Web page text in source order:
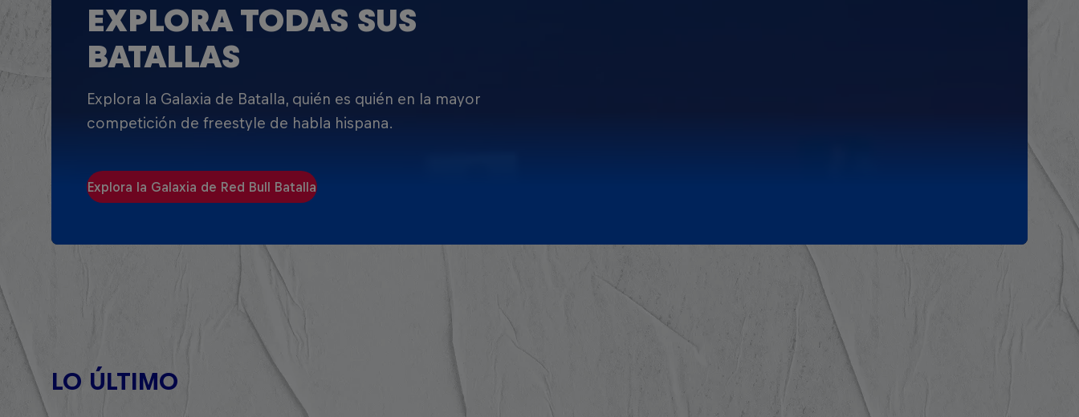
EXPLORA TODAS SUS
BATALLAS
Explora la Galaxia de Batalla, quién es quién en la mayor
competición de freestyle de habla hispana.
Explora la Galaxia de Red Bull Batalla
LO ÚLTIMO